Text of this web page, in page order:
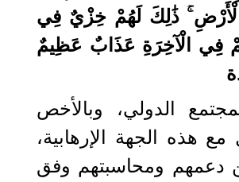
ذَٰلِكَ لَهُمْ خِزْيٌ فِي
فِي الْآخِرَةِ عَذَابٌ عَظِيمٌ
الدولي، وبالأخص
هذه الجهة الإرهابية،
دعمهم ومحاسبتهم وفق